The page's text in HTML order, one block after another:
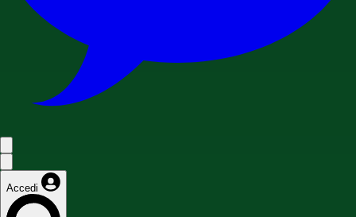
Accedi